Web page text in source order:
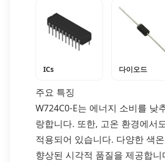
ICs 다이오드
주요 특징
W724C0-E는 에너지 소비를
랑합니다. 또한, 고온 환경에서
적용되어 있습니다. 다양한 색
향상된 시각적 품질을 제공합